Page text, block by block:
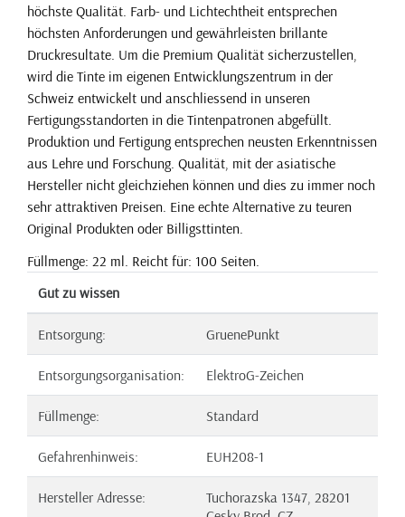
höchste Qualität. Farb- und Lichtechtheit entsprechen
höchsten Anforderungen und gewährleisten brillante
Druckresultate. Um die Premium Qualität sicherzustellen,
wird die Tinte im eigenen Entwicklungszentrum in der
Schweiz entwickelt und anschliessend in unseren
Fertigungsstandorten in die Tintenpatronen abgefüllt.
Produktion und Fertigung entsprechen neusten Erkenntnissen
aus Lehre und Forschung. Qualität, mit der asiatische
Hersteller nicht gleichziehen können und dies zu immer noch
sehr attraktiven Preisen. Eine echte Alternative zu teuren
Original Produkten oder Billigsttinten.
Füllmenge: 22 ml. Reicht für: 100 Seiten.
Gut zu wissen
Entsorgung: GruenePunkt
Entsorgungsorganisation: ElektroG-Zeichen
Füllmenge: Standard
Gefahrenhinweis: EUH208-1
Hersteller Adresse:
Tuchorazska 1347, 28201